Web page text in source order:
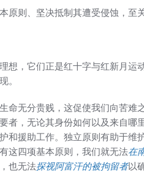
则、坚决抵制其遭受侵蚀，至关
想，它们正是红十字与红新月运
。
命无分贵贱，这促使我们向苦难
者，无论其身份如何以及来自哪
和援助工作。独立原则有助于维
这四项基本原则，我们就无法在
，也无法探视阿富汗的被拘留者以